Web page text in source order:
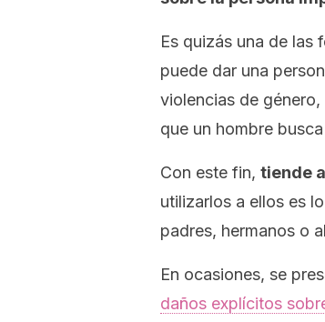
Es quizás una de las
puede dar una
violencias de
que un hombre
Con este fin, tiende
utilizarlos a ellos es
padres, hermanos o
En ocasiones, se
daños explícitos